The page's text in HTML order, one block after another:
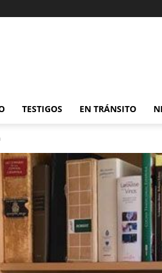
TESTIGOS EN TRÁNSITO